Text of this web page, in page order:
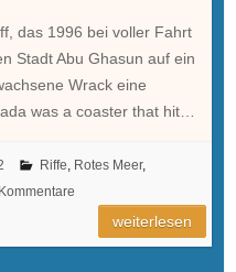
das 1996 bei voller Fahrt
Stadt Abu Ghasun auf ein
Wrack eine
was a coaster that hit…
Riffe, Rotes Meer,
weiterlesen